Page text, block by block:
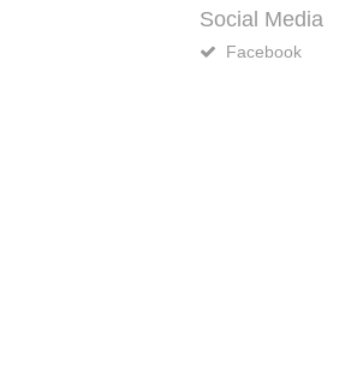
Social Media
Facebook